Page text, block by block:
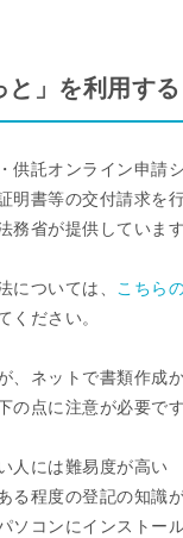
と」を利用する
供託オンライン申請
明書等の交付請求を
務省が提供しています
については、 こちら
ください。
、ネットで書類作成
の点に注意が必要です
人には難易度が高い
る程度の登記の知識
ソコンにインストー